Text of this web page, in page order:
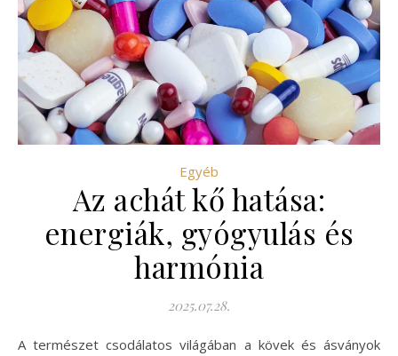
Egyéb
Az achát kő hatása:
energiák, gyógyulás és
harmónia
2025.07.28.
A természet csodálatos világában a kövek és ásványok